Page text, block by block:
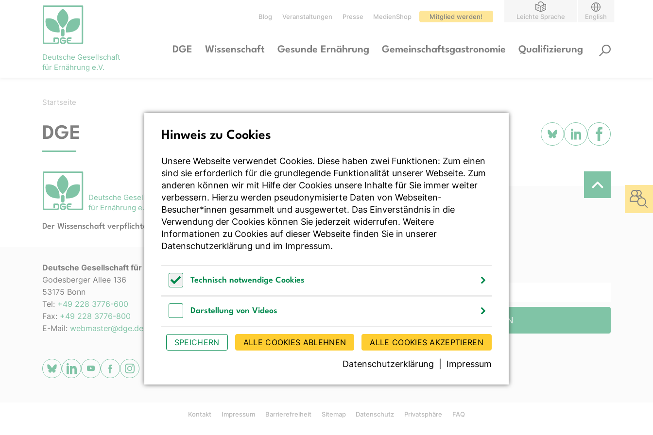
Deutsche Gesellschaft
für Ernährung e.V.
Blog Veranstaltungen Presse MedienShop Mitglied werden! Leichte Sprache English
DGE Wissenschaft Gesunde Ernährung Gemeinschaftsgastronomie Qualifizierung
Startseite
DGE
Deutsche Gesellschaft
für Ernährung e.V.
Der Wissenschaft verpflichtet - Ihre Partnerin für Essen und Trinken
Deutsche Gesellschaft für Ernährung e. V.
Godesberger Allee 136
53175 Bonn
Tel: +49 228 3776-600
Fax: +49 228 3776-800
E-Mail: webmaster@dge.de
[socialLinksTitle]
Instagram
JETZT ABONNIEREN
Kontakt Impressum Barrierefreiheit Sitemap Datenschutz Privatsphäre FAQ
Hinweis zu Cookies
Unsere Webseite verwendet Cookies. Diese haben zwei Funktionen: Zum einen
sind sie erforderlich für die grundlegende Funktionalität unserer Webseite. Zum
anderen können wir mit Hilfe der Cookies unsere Inhalte für Sie immer weiter
verbessern. Hierzu werden pseudonymisierte Daten von Webseiten-
Besucher*innen gesammelt und ausgewertet. Das Einverständnis in die
Verwendung der Cookies können Sie jederzeit widerrufen. Weitere
Informationen zu Cookies auf dieser Webseite finden Sie in unserer
Datenschutzerklärung und im Impressum.
Technisch notwendige Cookies
Darstellung von Videos
SPEICHERN
ALLE COOKIES ABLEHNEN ALLE COOKIES AKZEPTIEREN
Datenschutzerklärung Impressum